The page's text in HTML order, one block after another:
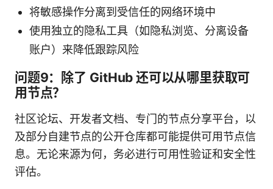
将敏感操作分离到受信任的网络环境中
使用独立的隐私工具（如隐私浏览、分离设备
账户）来降低跟踪风险
问题9：除了 GitHub 还可以从哪里获取可
用节点？
社区论坛、开发者文档、专门的节点分享平台，以
及部分自建节点的公开仓库都可能提供可用节点信
息。无论来源为何，务必进行可用性验证和安全性
评估。